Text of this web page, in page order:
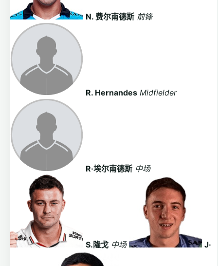
N. 费尔南德斯 前锋
R. Hernandes Midfielder
R·埃尔南德斯 中场
S.隆戈 中场 J·